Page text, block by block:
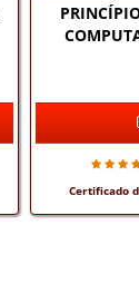
Certificado